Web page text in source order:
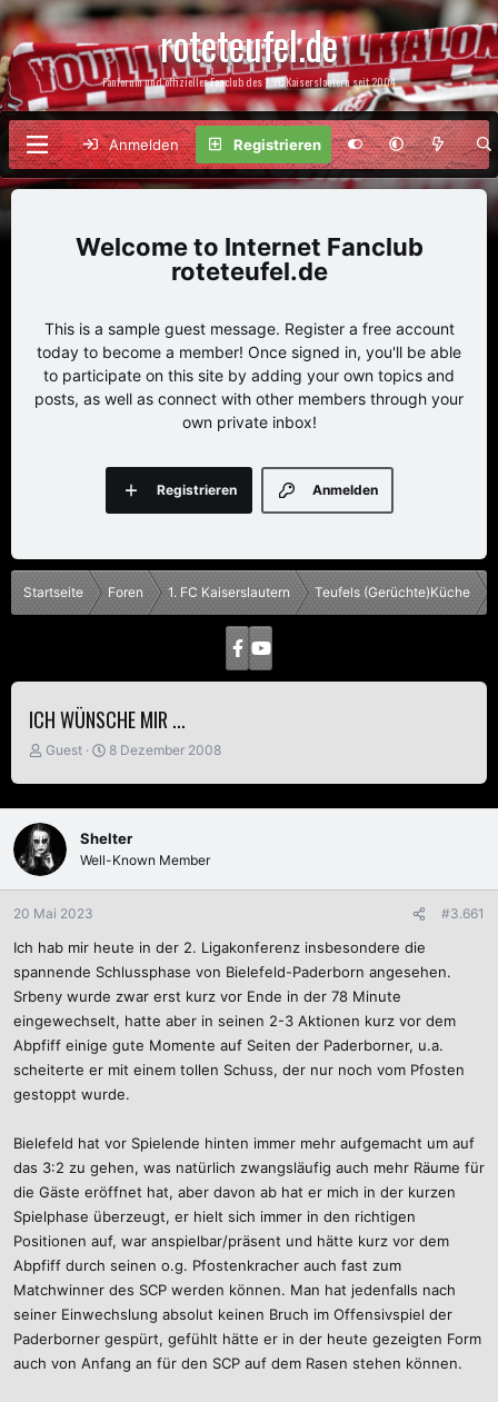
roteteufel.de
Fanforum und offizieller Fanclub des 1. FC Kaiserslautern seit 2004
Anmelden Registrieren
Internet Fanclub
roteteufel.de
This is a sample guest message. Register a free account
today to become a member! Once signed in, you'll be able
to participate on this site by adding your own topics and
posts, as well as connect with other members through your
own private inbox!
Anmelden
Registrieren
Startseite Foren 1. FC Kaiserslautern Teufels (Gerüchte)Küche
ICH WÜNSCHE MIR ...
E
s
t
e
l
l
e
r
Guest
E
s
t
e
l
t
8 Dezember 2008
Shelter
Well-Known Member
20 Mai 2023 #3.661
Ich hab mir heute in der 2. Ligakonferenz insbesondere die
spannende Schlussphase von Bielefeld-Paderborn angesehen.
Srbeny wurde zwar erst kurz vor Ende in der 78 Minute
eingewechselt, hatte aber in seinen 2-3 Aktionen kurz vor dem
Abpfiff einige gute Momente auf Seiten der Paderborner, u.a.
scheiterte er mit einem tollen Schuss, der nur noch vom Pfosten
gestoppt wurde.
Bielefeld hat vor Spielende hinten immer mehr aufgemacht um auf
das 3:2 zu gehen, was natürlich zwangsläufig auch mehr Räume für
die Gäste eröffnet hat, aber davon ab hat er mich in der kurzen
Spielphase überzeugt, er hielt sich immer in den richtigen
Positionen auf, war anspielbar/präsent und hätte kurz vor dem
Abpfiff durch seinen o.g. Pfostenkracher auch fast zum
Matchwinner des SCP werden können. Man hat jedenfalls nach
seiner Einwechslung absolut keinen Bruch im Offensivspiel der
Paderborner gespürt, gefühlt hätte er in der heute gezeigten Form
auch von Anfang an für den SCP auf dem Rasen stehen können.